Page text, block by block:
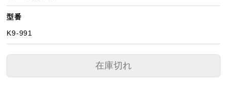
型番
K9-991
在庫切れ